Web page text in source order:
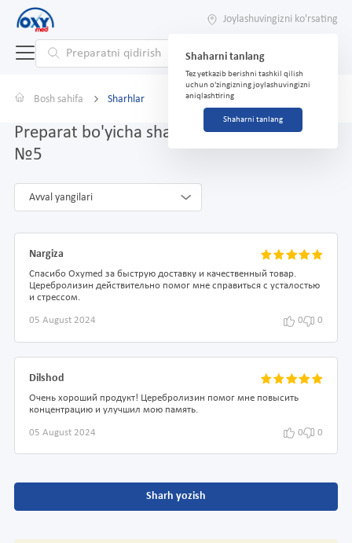
Joylashuvingizni ko'rsating
Shaharni tanlang
Tez yetkazib berishni tashkil qilish
uchun o'zingizning joylashuvingizni
aniqlashtiring
Shaharni tanlang
Bosh sahifa Sharhlar
Preparat bo'yicha sharhlar Serebrolizin 20ml
№5
Avval yangilari
Nargiza
Спасибо Oxymed за быструю доставку и качественный товар.
Церебролизин действительно помог мне справиться с усталостью
и стрессом.
05 August 2024 0 0
Dilshod
Очень хороший продукт! Церебролизин помог мне повысить
концентрацию и улучшил мою память.
05 August 2024 0 0
Sharh yozish